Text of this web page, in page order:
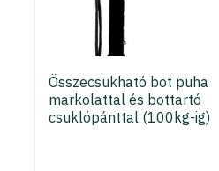
Összecsukható bot puha
markolattal és bottartó
csuklópánttal (100kg-ig)